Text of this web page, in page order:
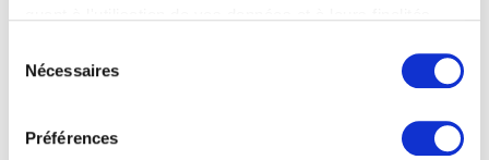
tout moment en consultant la Déclaration relative aux
cookies ou en cliquant sur l'icône de confidentialité.
Si vous le permettez, nous aimerions également :
Nécessaires
Préférences
Landry Abel [LOANed Artworks]
Gand 1922 - Heusden / Destelbergen 2024